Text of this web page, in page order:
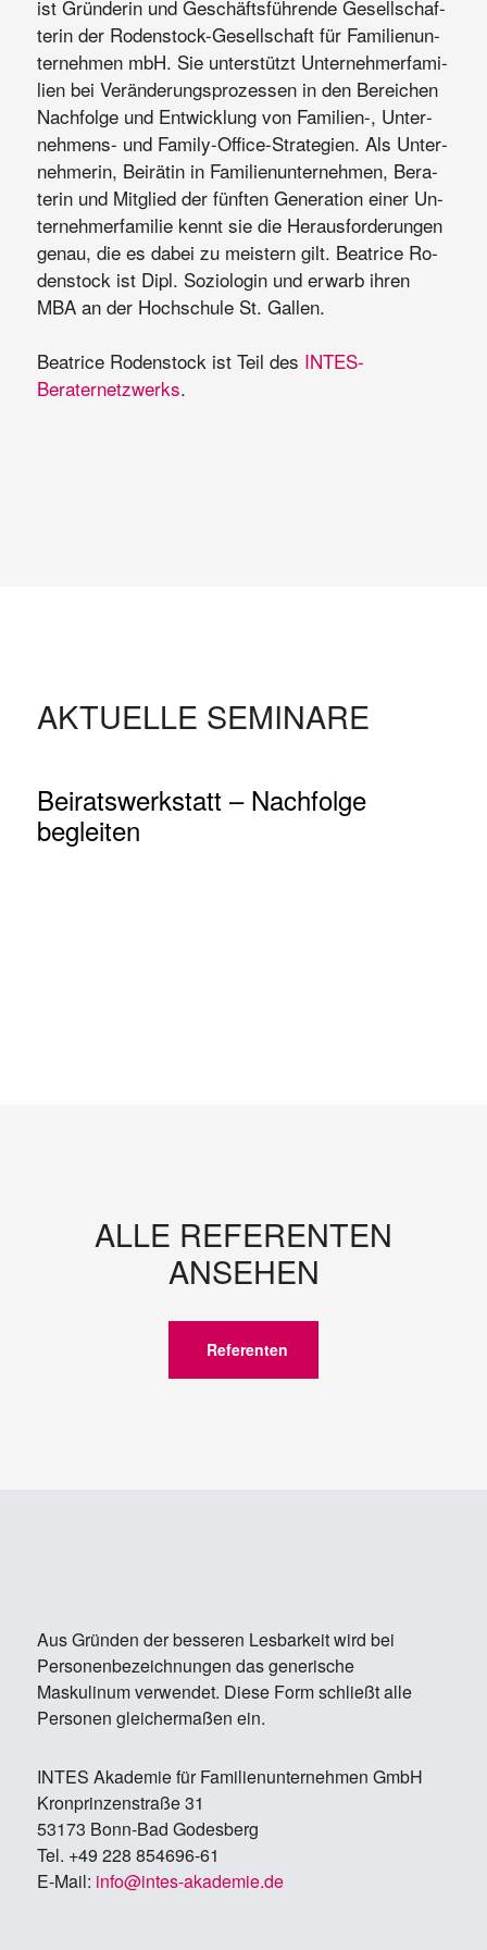
ist Grün­de­rin und Ge­schäfts­füh­ren­de Ge­sell­schaf­
te­rin der Ro­den­stock-Ge­sell­schaft für Fa­mi­li­en­un­
ter­neh­men mbH. Sie un­ter­stützt Un­ter­neh­mer­fa­mi­
li­en bei Ver­än­de­rungs­pro­zes­sen in den Be­rei­chen
Nach­fol­ge und Ent­wick­lung von Fa­mi­li­en-, Un­ter­
neh­mens- und Fa­mi­ly-Of­fice-Stra­te­gi­en. Als Un­ter­
neh­me­rin, Bei­rä­tin in Fa­mi­li­en­un­ter­neh­men, Be­ra­
te­rin und Mit­glied der fünf­ten Ge­ne­ra­ti­on ei­ner Un­
ter­neh­mer­fa­mi­lie kennt sie die Her­aus­for­de­run­gen
ge­nau, die es da­bei zu meis­tern gilt. Bea­tri­ce Ro­
den­stock ist Dipl. So­zio­lo­gin und er­warb ih­ren
MBA an der Hoch­schu­le St. Gal­len.
Beatrice Rodenstock ist Teil des INTES-
Beraternetzwerks.
AKTUELLE SEMINARE
Beiratswerkstatt – Nachfolge
begleiten
ALLE REFERENTEN
ANSEHEN
Referenten
Aus Gründen der besseren Lesbarkeit wird bei
Personenbezeichnungen das generische
Maskulinum verwendet. Diese Form schließt alle
Personen gleichermaßen ein.
IN­TES Aka­de­mie für Fa­mi­li­en­un­ter­neh­men GmbH
Kron­prin­zen­stra­ße 31
53173 Bonn-Bad Go­des­berg
Tel. +49 228 854696-61
E-Mail: info@in­tes-aka­de­mie.de